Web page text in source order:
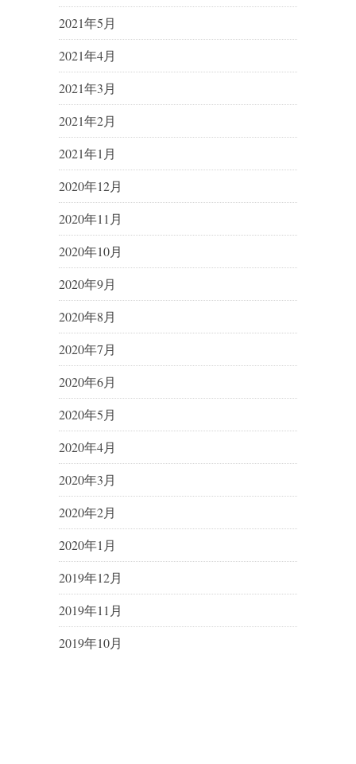
2021年5月
2021年4月
2021年3月
2021年2月
2021年1月
2020年12月
2020年11月
2020年10月
2020年9月
2020年8月
2020年7月
2020年6月
2020年5月
2020年4月
2020年3月
2020年2月
2020年1月
2019年12月
2019年11月
2019年10月